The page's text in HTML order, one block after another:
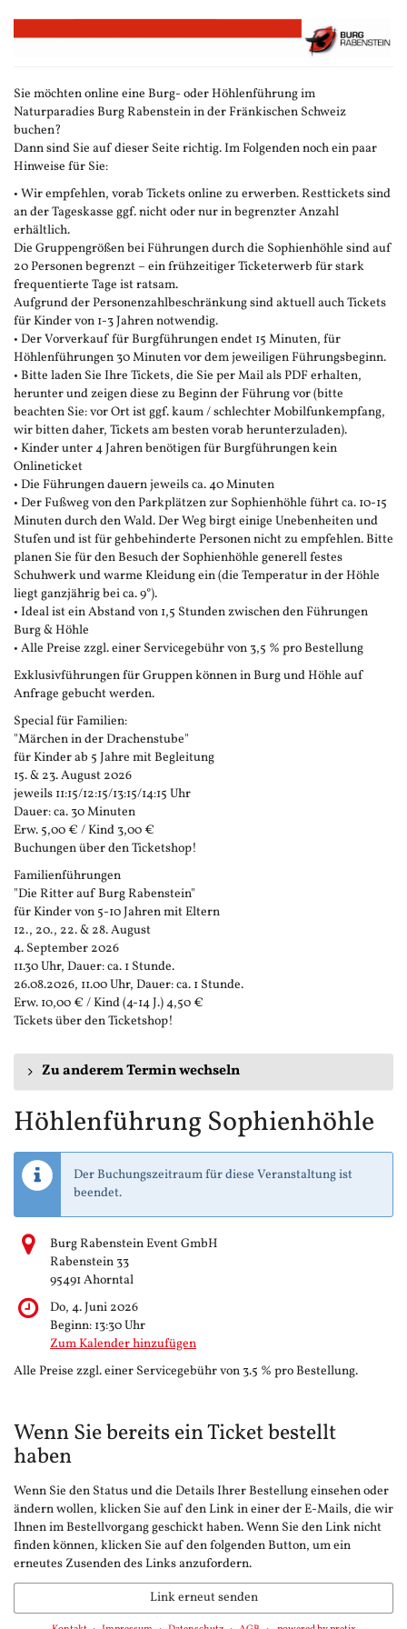
Zum
Haupt-
Sie möchten online eine Burg- oder Höhlenführung im
Naturparadies Burg Rabenstein in der Fränkischen Schweiz
buchen?
Dann sind Sie auf dieser Seite richtig. Im Folgenden noch ein paar
Hinweise für Sie:
• Wir empfehlen, vorab Tickets online zu erwerben. Resttickets sind
an der Tageskasse ggf. nicht oder nur in begrenzter Anzahl
erhältlich.
Die Gruppengrößen bei Führungen durch die Sophienhöhle sind auf
20 Personen begrenzt – ein frühzeitiger Ticketerwerb für stark
frequentierte Tage ist ratsam.
Aufgrund der Personenzahlbeschränkung sind aktuell auch Tickets
für Kinder von 1-3 Jahren notwendig.
• Der Vorverkauf für Burgführungen endet 15 Minuten, für
Höhlenführungen 30 Minuten vor dem jeweiligen Führungsbeginn.
• Bitte laden Sie Ihre Tickets, die Sie per Mail als PDF erhalten,
herunter und zeigen diese zu Beginn der Führung vor (bitte
beachten Sie: vor Ort ist ggf. kaum / schlechter Mobilfunkempfang,
wir bitten daher, Tickets am besten vorab herunterzuladen).
• Kinder unter 4 Jahren benötigen für Burgführungen kein
Onlineticket
• Die Führungen dauern jeweils ca. 40 Minuten
• Der Fußweg von den Parkplätzen zur Sophienhöhle führt ca. 10-15
Minuten durch den Wald. Der Weg birgt einige Unebenheiten und
Stufen und ist für gehbehinderte Personen nicht zu empfehlen. Bitte
planen Sie für den Besuch der Sophienhöhle generell festes
Schuhwerk und warme Kleidung ein (die Temperatur in der Höhle
liegt ganzjährig bei ca. 9°).
• Ideal ist ein Abstand von 1,5 Stunden zwischen den Führungen
Burg & Höhle
• Alle Preise zzgl. einer Servicegebühr von 3,5 % pro Bestellung
Exklusivführungen für Gruppen können in Burg und Höhle auf
Anfrage gebucht werden.
Special für Familien:
"Märchen in der Drachenstube"
für Kinder ab 5 Jahre mit Begleitung
15. & 23. August 2026
jeweils 11:15/12:15/13:15/14:15 Uhr
Dauer: ca. 30 Minuten
Erw. 5,00 € / Kind 3,00 €
Buchungen über den Ticketshop!
Familienführungen
"Die Ritter auf Burg Rabenstein"
für Kinder von 5-10 Jahren mit Eltern
12., 20., 22. & 28. August
4. September 2026
11.30 Uhr, Dauer: ca. 1 Stunde.
26.08.2026, 11.00 Uhr, Dauer: ca. 1 Stunde.
Erw. 10,00 € / Kind (4-14 J.) 4,50 €
Tickets über den Ticketshop!
Zu anderem Termin wechseln
Höhlenführung Sophienhöhle
Der Buchungszeitraum für diese Veranstaltung ist
beendet.
Burg Rabenstein Event GmbH
Rabenstein 33
95491 Ahorntal
Do, 4. Juni 2026
Beginn: 13:30Uhr
Zum Kalender hinzufügen
Alle Preise zzgl. einer Servicegebühr von 3.5 % pro Bestellung.
Wenn Sie bereits ein Ticket bestellt
haben
Wenn Sie den Status und die Details Ihrer Bestellung einsehen oder
ändern wollen, klicken Sie auf den Link in einer der E-Mails, die wir
Ihnen im Bestellvorgang geschickt haben. Wenn Sie den Link nicht
finden können, klicken Sie auf den folgenden Button, um ein
erneutes Zusenden des Links anzufordern.
Link erneut senden